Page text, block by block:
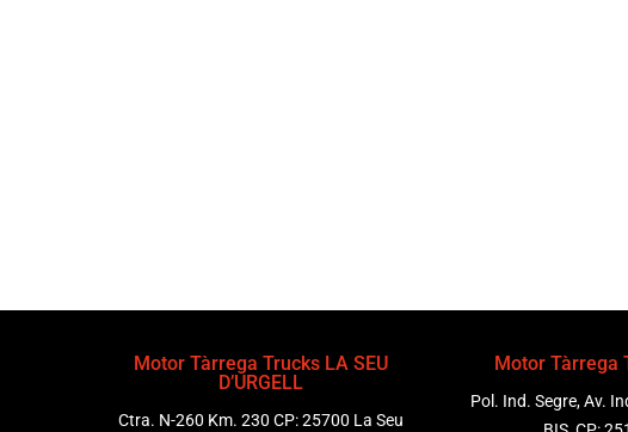
Motor Tàrrega Trucks LA SEU
D’URGELL
Ctra. N-260 Km. 230 CP: 25700 La Seu
Motor Tàrrega
Pol. Ind. Segre, Av.